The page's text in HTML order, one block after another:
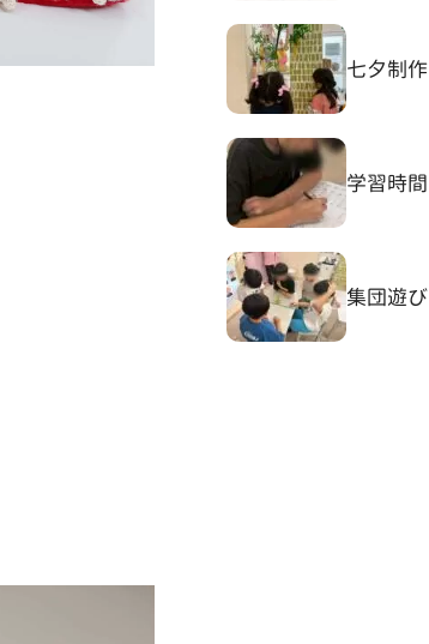
七夕制作
学習時間
集団遊び